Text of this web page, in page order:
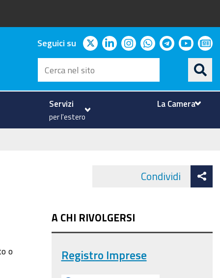
Seguici su twitterlinkedininstagram
whatsapp
telegram
Cerca
nel
sito
Servizi
per l'estero
La Camera
o
Condividi
A CHI RIVOLGERSI
Registro Imprese